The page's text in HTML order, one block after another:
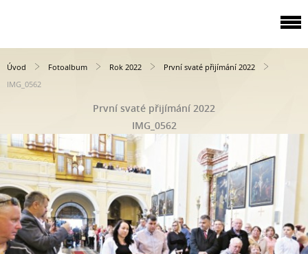
Úvod Fotoalbum Rok 2022
První svaté přijímání 2022
IMG_0562
První svaté přijímání 2022
IMG_0562